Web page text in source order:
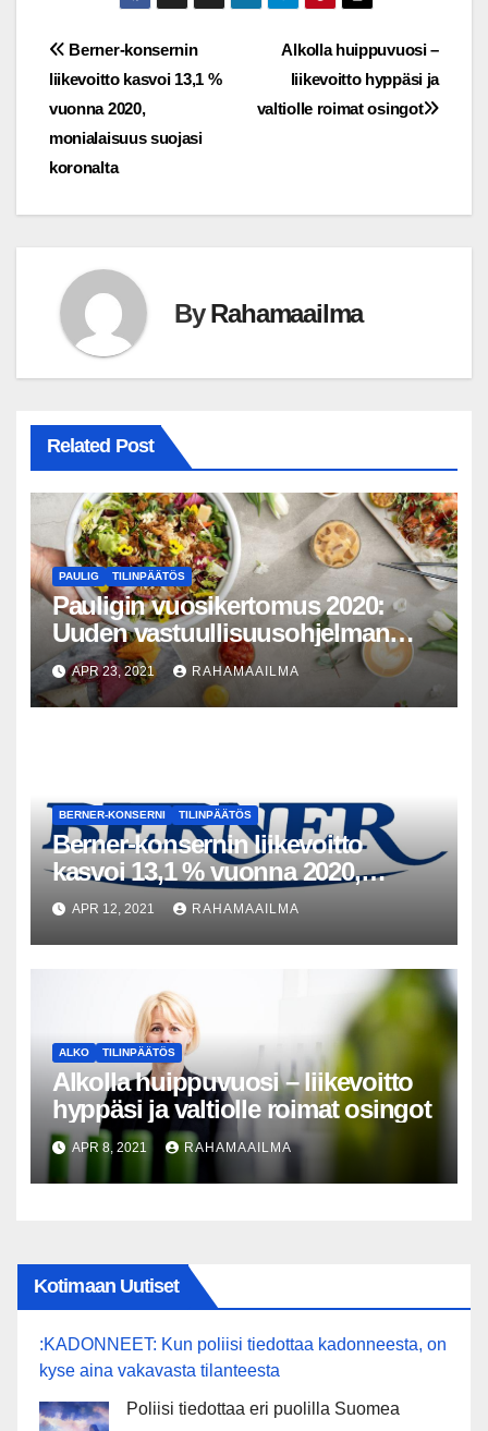
Post
navigation
Alkolla huippuvuosi –
liikevoitto hyppäsi ja
valtiolle roimat osingot
Berner-konsernin
liikevoitto kasvoi 13,1 %
vuonna 2020,
monialaisuus suojasi
koronalta
ByRahamaailma
Related Post
PAULIG TILINPÄÄTÖS
Pauligin vuosikertomus 2020:
Uuden vastuullisuusohjelman
voimin kohti kestävämpää ruuan
tulevaisuutta myös
poikkeusaikana
APR 23, 2021 RAHAMAAILMA
BERNER-KONSERNI TILINPÄÄTÖS
Berner-konsernin liikevoitto
kasvoi 13,1 % vuonna 2020,
monialaisuus suojasi koronalta
APR 12, 2021 RAHAMAAILMA
ALKO TILINPÄÄTÖS
Alkolla huippuvuosi – liikevoitto
hyppäsi ja valtiolle roimat osingot
APR 8, 2021 RAHAMAAILMA
Kotimaan Uutiset
:KADONNEET: Kun poliisi tiedottaa kadonneesta, on
kyse aina vakavasta tilanteesta
Poliisi tiedottaa eri puolilla Suomea